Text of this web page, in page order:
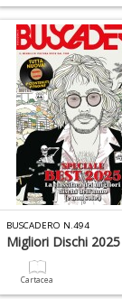
BUSCADERO N.494
Migliori Dischi 2025
Cartacea